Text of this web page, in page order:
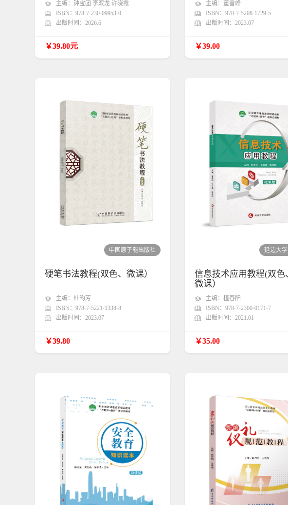
主编：钟宝团 李双龙 许晓霞
ISBN：978-7-230-09953-0
出版时间：2026.6
￥39.80元
主编：董雪峰
ISBN：978-7-5208-1729-5
出版时间：2023.07
￥39.00
中国原子能出版社
硬笔书法教程(双色、微课）
主编：杜昀芳
ISBN：978-7-5221-1338-8
出版时间：2023.07
￥39.80
延边大
信息技术应用教程(双色
微课）
主编：植春阳
ISBN：978-7-2300-0171-7
出版时间：2021.01
￥35.00